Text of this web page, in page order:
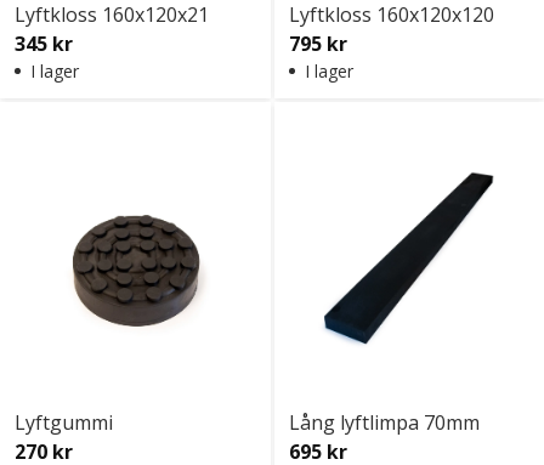
Lyftkloss 160x120x21
345 kr
I lager
Lyftkloss 160x120x120
795 kr
I lager
Lyftgummi
270 kr
Lång lyftlimpa 70mm
695 kr